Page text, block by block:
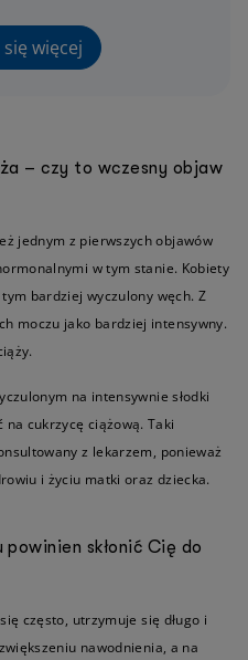
więcej
– czy to wczesny objaw
jednym z pierwszych objawów
w tym stanie. Kobiety
bardziej wyczulony węch. Z
moczu jako bardziej intensywny.
na intensywnie słodki
cukrzycę ciążową. Taki
z lekarzem, ponieważ
i życiu matki oraz dziecka.
skłonić Cię do
często, utrzymuje się długo i
nawodnienia, a na